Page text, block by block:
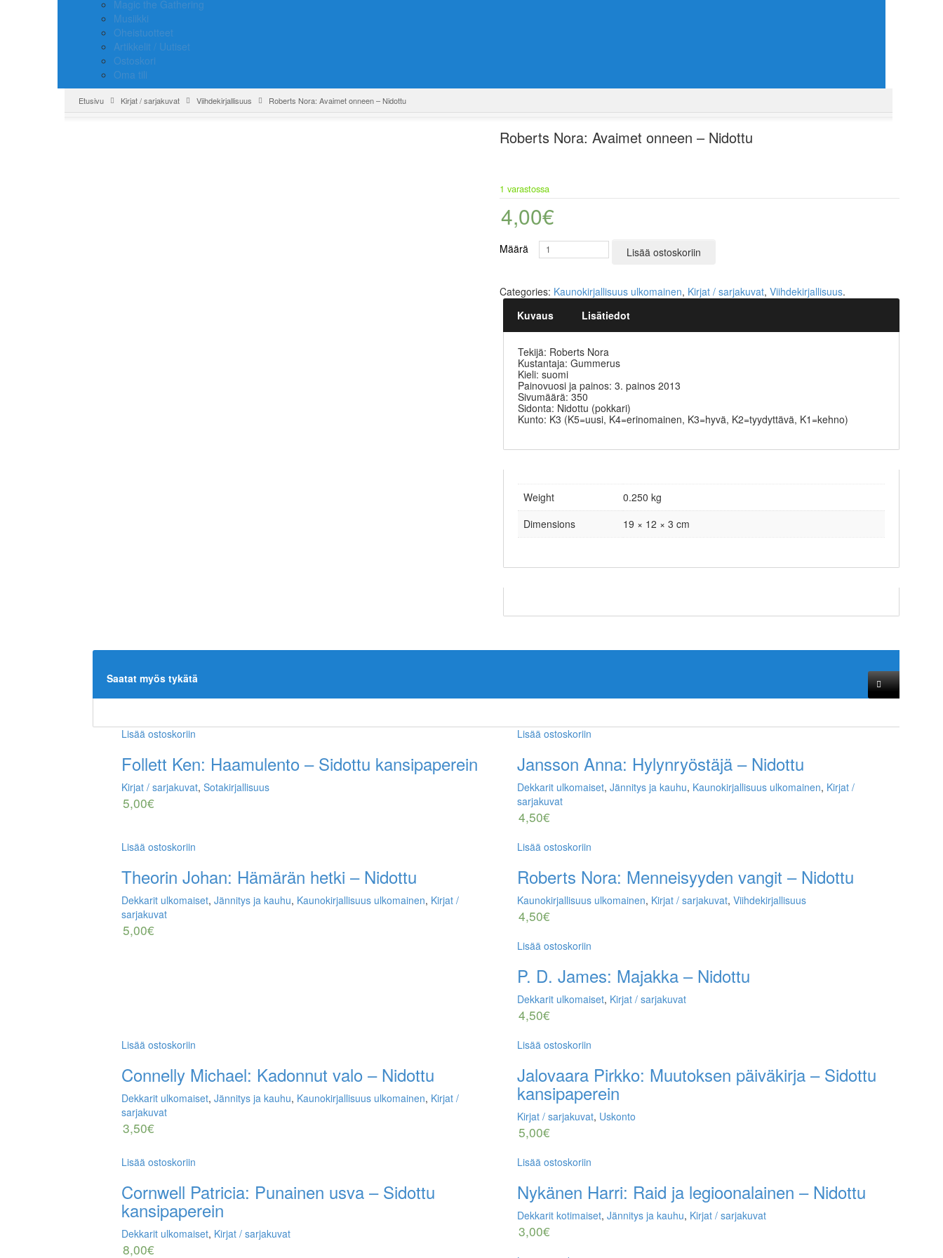
Magic the Gathering
Musiikki
Oheistuotteet
Artikkelit / Uutiset
Ostoskori
Oma tili
Etusivu Kirjat / sarjakuvat Viihdekirjallisuus Roberts Nora: Avaimet onneen – Nidottu
Roberts Nora: Avaimet onneen – Nidottu
1 varastossa
4,00€
Määrä Lisää ostoskoriin
Categories: Kaunokirjallisuus ulkomainen, Kirjat / sarjakuvat, Viihdekirjallisuus.
Kuvaus
Lisätiedot
Tekijä: Roberts Nora
Kustantaja: Gummerus
Kieli: suomi
Painovuosi ja painos: 3. painos 2013
Sivumäärä: 350
Sidonta: Nidottu (pokkari)
Kunto: K3 (K5=uusi, K4=erinomainen, K3=hyvä, K2=tyydyttävä, K1=kehno)
Weight
0.250 kg
Dimensions
19 × 12 × 3 cm
Saatat myös tykätä
Lisää ostoskoriin
Follett Ken: Haamulento – Sidottu kansipaperein
Kirjat / sarjakuvat, Sotakirjallisuus
5,00€
Lisää ostoskoriin
Jansson Anna: Hylynryöstäjä – Nidottu
Dekkarit ulkomaiset, Jännitys ja kauhu, Kaunokirjallisuus ulkomainen, Kirjat /
sarjakuvat
4,50€
Lisää ostoskoriin
Theorin Johan: Hämärän hetki – Nidottu
Dekkarit ulkomaiset, Jännitys ja kauhu, Kaunokirjallisuus ulkomainen, Kirjat /
sarjakuvat
5,00€
Lisää ostoskoriin
Roberts Nora: Menneisyyden vangit – Nidottu
Kaunokirjallisuus ulkomainen, Kirjat / sarjakuvat, Viihdekirjallisuus
4,50€
Lisää ostoskoriin
P. D. James: Majakka – Nidottu
Dekkarit ulkomaiset, Kirjat / sarjakuvat
4,50€
Lisää ostoskoriin
Connelly Michael: Kadonnut valo – Nidottu
Dekkarit ulkomaiset, Jännitys ja kauhu, Kaunokirjallisuus ulkomainen, Kirjat /
sarjakuvat
3,50€
Lisää ostoskoriin
Jalovaara Pirkko: Muutoksen päiväkirja – Sidottu
kansipaperein
Kirjat / sarjakuvat, Uskonto
5,00€
Lisää ostoskoriin
Cornwell Patricia: Punainen usva – Sidottu
kansipaperein
Dekkarit ulkomaiset, Kirjat / sarjakuvat
8,00€
Lisää ostoskoriin
Nykänen Harri: Raid ja legioonalainen – Nidottu
Dekkarit kotimaiset, Jännitys ja kauhu, Kirjat / sarjakuvat
3,00€